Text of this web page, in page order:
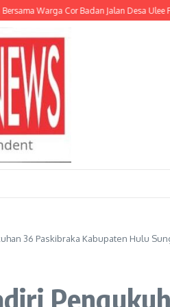
Cor Badan Jalan Desa Ulee Pulo
36 Paskibraka Kabupaten Hulu